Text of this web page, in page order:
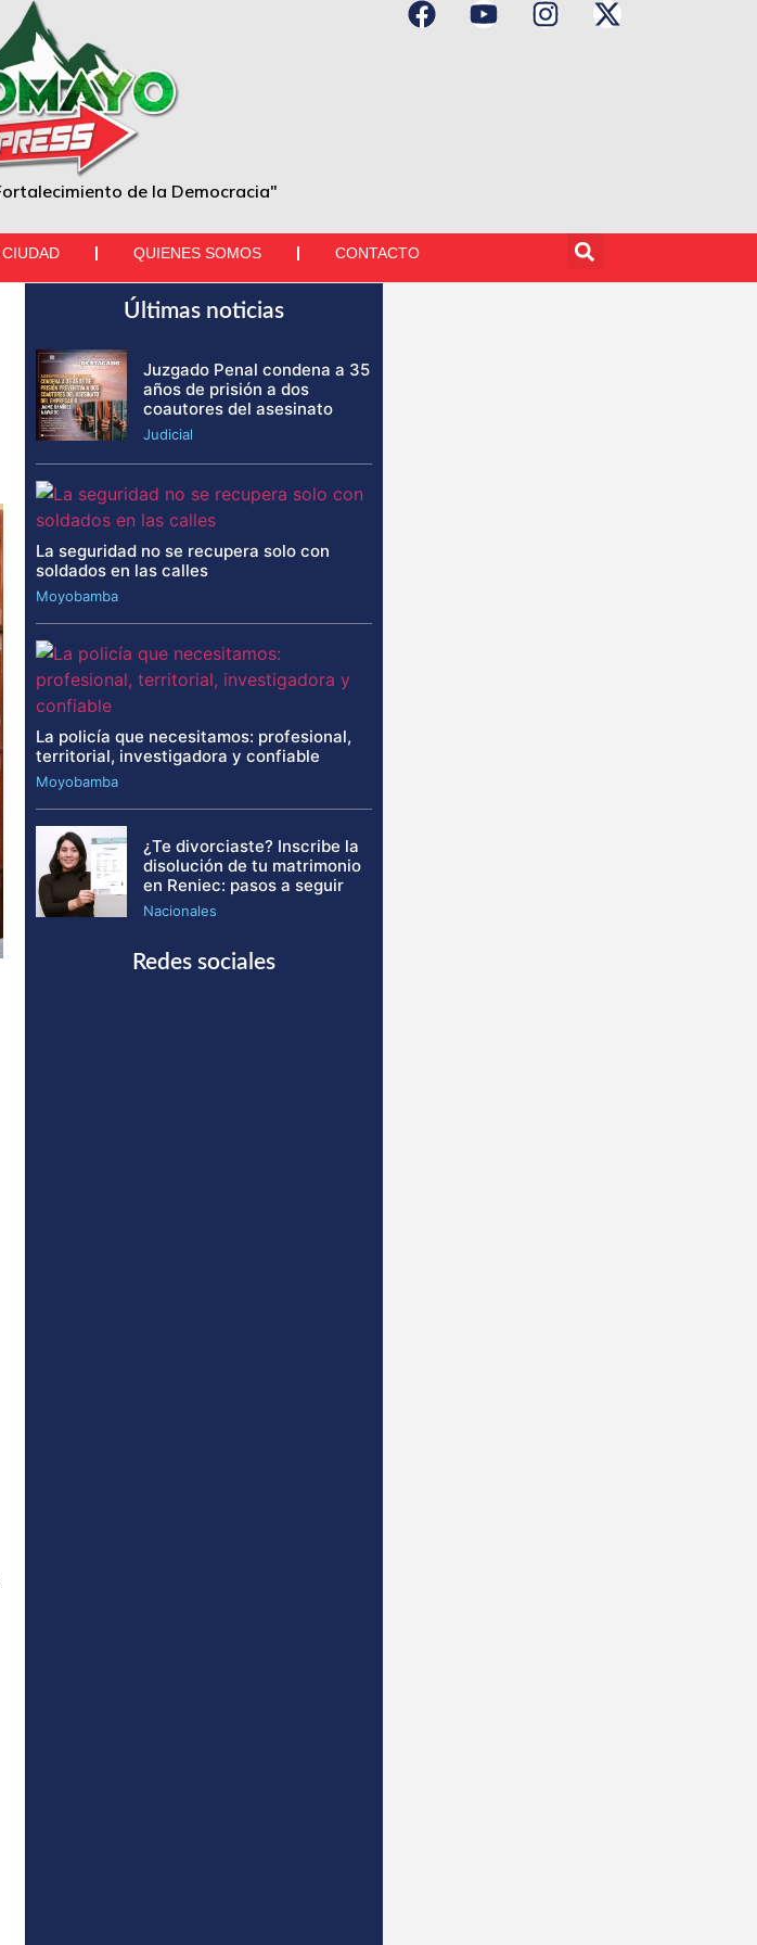
de la Democracia"
QUIENES SOMOS CONTACTO
Últimas noticias
Juzgado Penal condena a 35
años de prisión a dos
coautores del asesinato
Judicial
La seguridad no se recupera solo con
soldados en las calles
Moyobamba
La policía que necesitamos: profesional,
territorial, investigadora y confiable
Moyobamba
¿Te divorciaste? Inscribe la
disolución de tu matrimonio
en Reniec: pasos a seguir
Nacionales
Redes sociales